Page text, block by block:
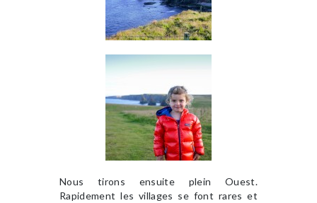
Nous tirons ensuite plein Ouest.
Rapidement les villages se font rares et